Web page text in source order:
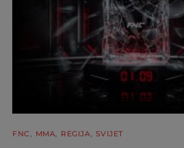
FNC MMA REGIJA SVIJET